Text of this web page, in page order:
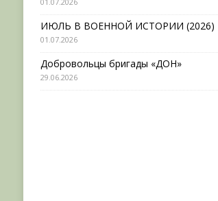
ИЮЛЬ В ВОЕННОЙ ИСТОРИИ (2026)
01.07.2026
Добровольцы бригады «ДОН»
29.06.2026